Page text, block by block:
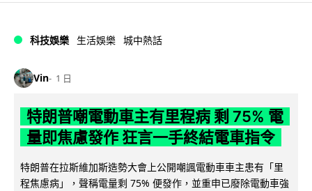
科技娛樂 生活娛樂 城中熱話
Vin 1 日
特朗普嘲電動車主有里程病 剩 75% 電
量即焦慮發作 狂言一手終結電車指令
特朗普在拉斯維加斯造勢大會上公開嘲諷電動車車主患有「里
程焦慮病」，聲稱電量剩 75% 便發作，並重申已廢除電動車強